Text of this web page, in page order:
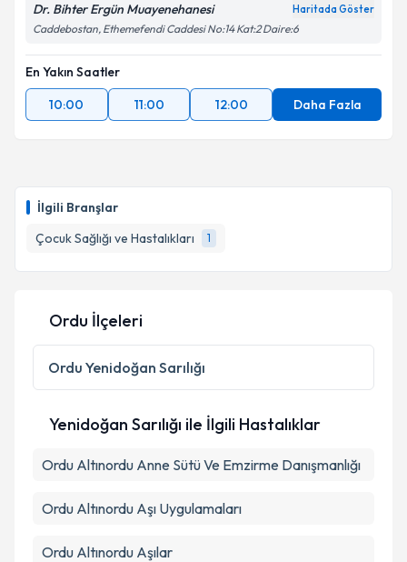
İlgili Branşlar
Çocuk Sağlığı ve Hastalıkları
1
Dr. Bihter Ergün Muayenehanesi Haritada Göster
Caddebostan, Ethemefendi Caddesi No:14 Kat:2 Daire:6
En Yakın Saatler
10:00
11:00 12:00 Daha Fazla
Ordu İlçeleri
Ordu Yenidoğan Sarılığı
Yenidoğan Sarılığı ile İlgili Hastalıklar
Ordu Altınordu Anne Sütü Ve Emzirme Danışmanlığı
Ordu Altınordu Aşı Uygulamaları
Ordu Altınordu Aşılar